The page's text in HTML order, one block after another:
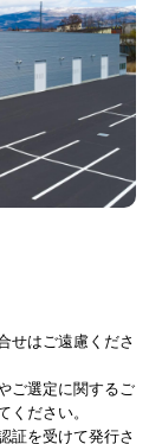
せはご遠慮くださ
ご選定に関するご
ください。
証を受けて発行さ